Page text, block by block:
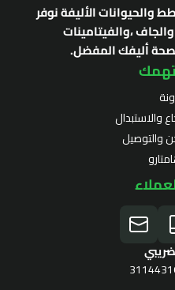
والحيوانات الأليفة نوفر
،والفيتامينات
أليفك المفضل.
والاستبدال
والتوصيل